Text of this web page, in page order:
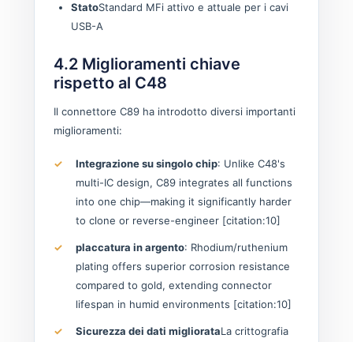
StatoStandard MFi attivo e attuale per i cavi
USB-A
4.2 Miglioramenti chiave
rispetto al C48
Il connettore C89 ha introdotto diversi importanti
miglioramenti:
Integrazione su singolo chip: Unlike C48's
multi-IC design, C89 integrates all functions
into one chip—making it significantly harder
to clone or reverse-engineer [citation:10]
placcatura in argento: Rhodium/ruthenium
plating offers superior corrosion resistance
compared to gold, extending connector
lifespan in humid environments [citation:10]
Sicurezza dei dati migliorataLa crittografia